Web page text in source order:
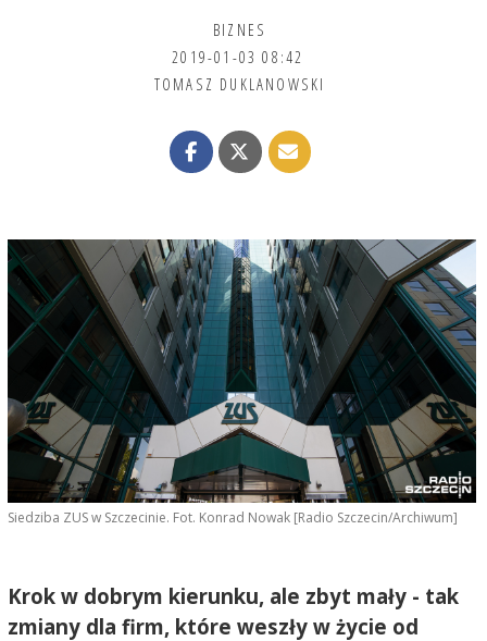
BIZNES
2019-01-03 08:42
TOMASZ DUKLANOWSKI
Siedziba ZUS w Szczecinie. Fot. Konrad Nowak [Radio Szczecin/Archiwum]
Krok w dobrym kierunku, ale zbyt mały - tak
zmiany dla firm, które weszły w życie od